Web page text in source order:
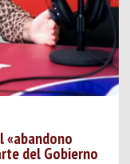
«abandono
del Gobierno